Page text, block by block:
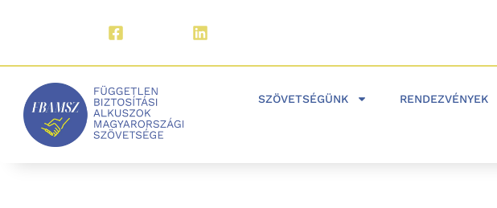
SZÖVETSÉGÜNK RENDEZVÉNYEK